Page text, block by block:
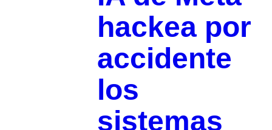
hackea por
accidente
los
sistemas